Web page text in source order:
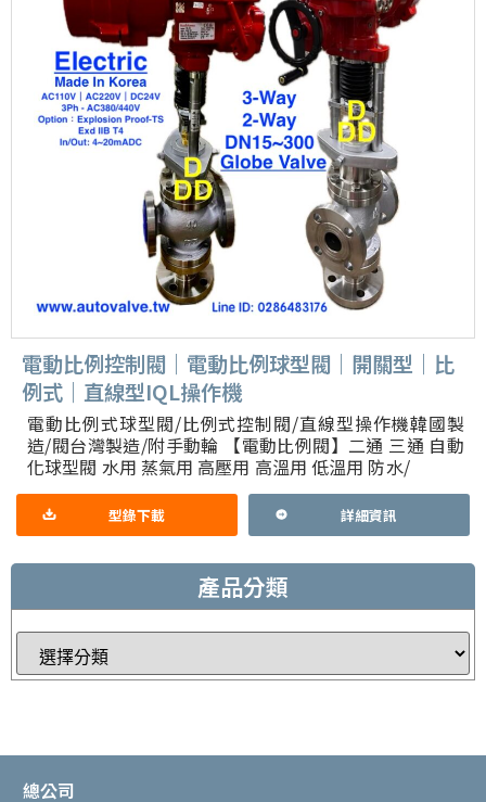
產品分類
電動比例控制閥｜電動比例球型閥｜開關型｜比
例式｜直線型IQL操作機
電動比例式球型閥/比例式控制閥/直線型操作機韓國製
造/閥台灣製造/附手動輪 【電動比例閥】二通 三通 自動
化球型閥 水用 蒸氣用 高壓用 高溫用 低溫用 防水/
型錄下載 詳細資訊
總公司